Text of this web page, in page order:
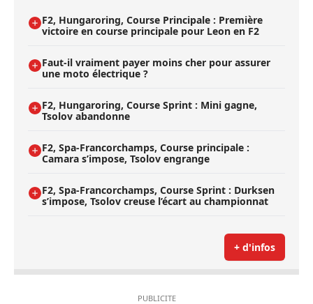
F2, Hungaroring, Course Principale : Première
victoire en course principale pour Leon en F2
Faut-il vraiment payer moins cher pour assurer
une moto électrique ?
F2, Hungaroring, Course Sprint : Mini gagne,
Tsolov abandonne
F2, Spa-Francorchamps, Course principale :
Camara s’impose, Tsolov engrange
F2, Spa-Francorchamps, Course Sprint : Durksen
s’impose, Tsolov creuse l’écart au championnat
+ d'infos